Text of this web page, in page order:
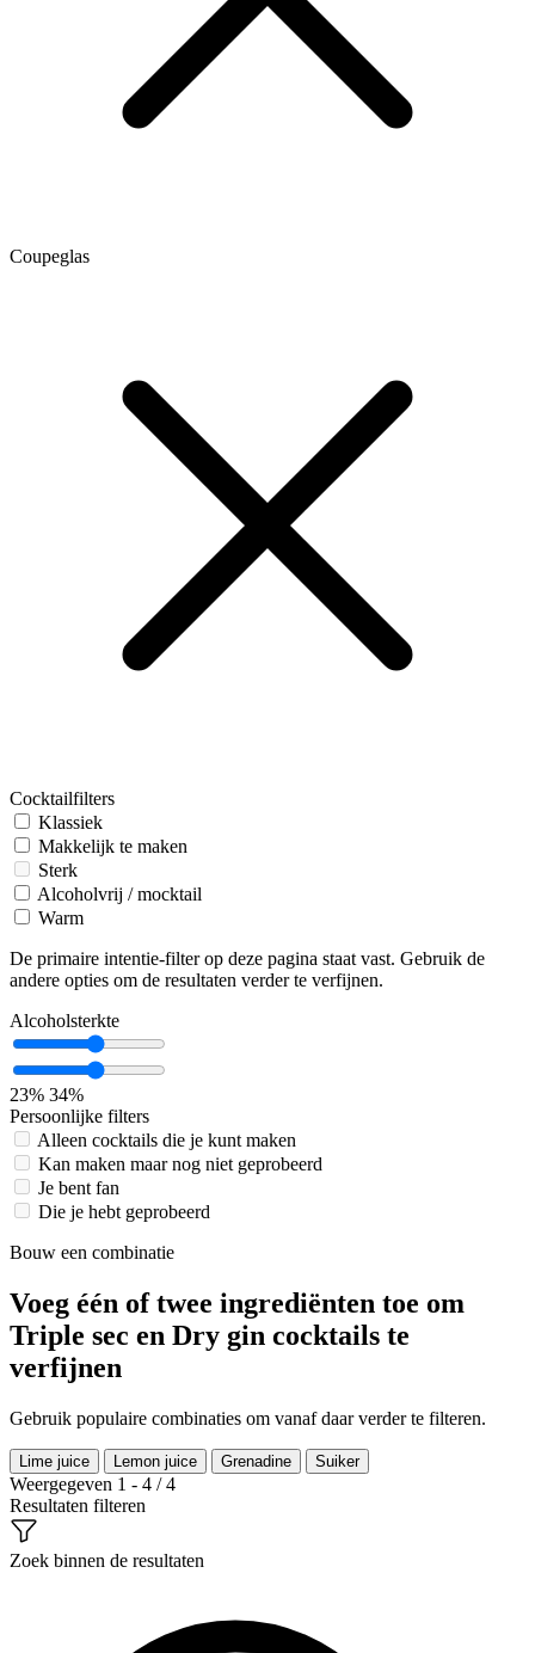
Coupeglas
Cocktailfilters
Klassiek
Makkelijk te maken
Sterk
Alcoholvrij / mocktail
Warm
De primaire intentie-filter op deze pagina staat vast. Gebruik de
andere opties om de resultaten verder te verfijnen.
Alcoholsterkte
23% 34%
Persoonlijke filters
Alleen cocktails die je kunt maken
Kan maken maar nog niet geprobeerd
Je bent fan
Die je hebt geprobeerd
Bouw een combinatie
Voeg één of twee ingrediënten toe om
Triple sec en Dry gin cocktails te
verfijnen
Gebruik populaire combinaties om vanaf daar verder te filteren.
Lime juice Lemon juice Grenadine Suiker
Weergegeven 1 - 4 / 4
Resultaten filteren
Zoek binnen de resultaten